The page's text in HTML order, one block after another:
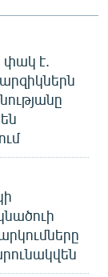
փակ է.